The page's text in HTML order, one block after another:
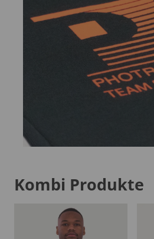
Kombi Produkte